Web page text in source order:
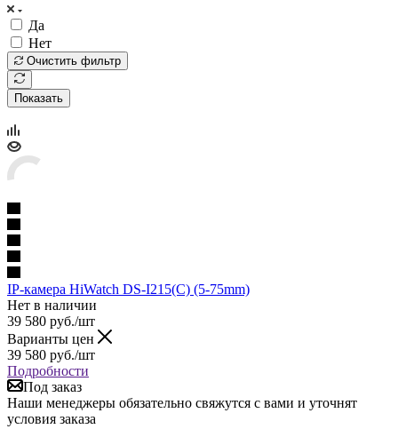
Да
Нет
Очистить фильтр
Показать
IP-камера HiWatch DS-I215(C) (5-75mm)
Нет в наличии
39 580 руб./шт
Варианты цен
39 580 руб./шт
Подробности
Под заказ
Наши менеджеры обязательно свяжутся с вами и уточнят
условия заказа